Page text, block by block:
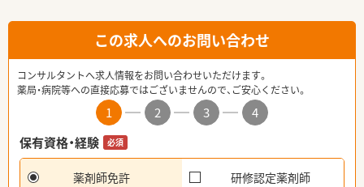
この求人へのお問い合わせ
コンサルタントへ求人情報をお問い合わせいただけます。
薬局・病院等への直接応募ではございませんので、ご安心ください。
1 2 3
4
保有資格・経験
必須
薬剤師免許 研修認定薬剤師